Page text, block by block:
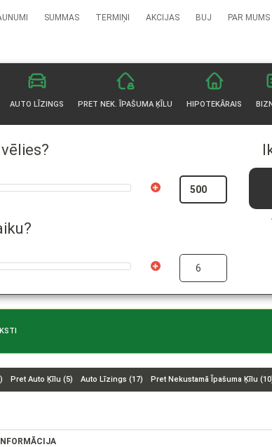
SUMMAS TERMIŅI AKCIJAS BUJ PAR MUMS
AUTO LĪZINGS PRET NEK. ĪPAŠUMA ĶĪLU HIPOTEKĀRAIS
) Pret Auto Ķīlu (5) Auto Līzings (17) Pret Nekustamā Īpašuma Ķīlu (10
INFORMĀCIJA